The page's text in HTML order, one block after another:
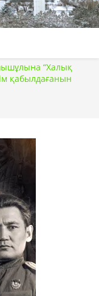
“Халық
қабылдағанын